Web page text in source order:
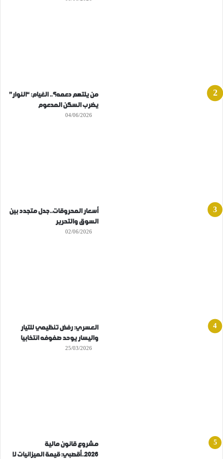
من يلتهم دعمه؟.. الغيام: “النوار”
يضرب السكن المدعوم
04/06/2026
أسعار المحروقات..جدل متجدد بين
السوق والتحرير
02/06/2026
العسري: رفض تنظيمي للتيار
واليسار يوحد صفوفه انتخابيا
25/03/2026
مشروع قانون مالية
2026..أقصبي: قيمة الميزانيات لا